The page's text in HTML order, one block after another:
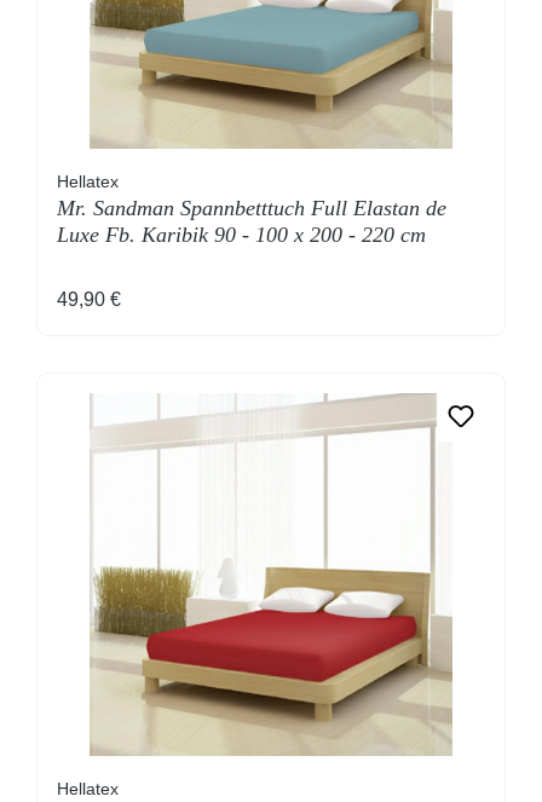
Hellatex
Mr. Sandman Spannbetttuch Full Elastan de
Luxe Fb. Karibik 90 - 100 x 200 - 220 cm
Regulärer Preis:
49,90 €
Hellatex